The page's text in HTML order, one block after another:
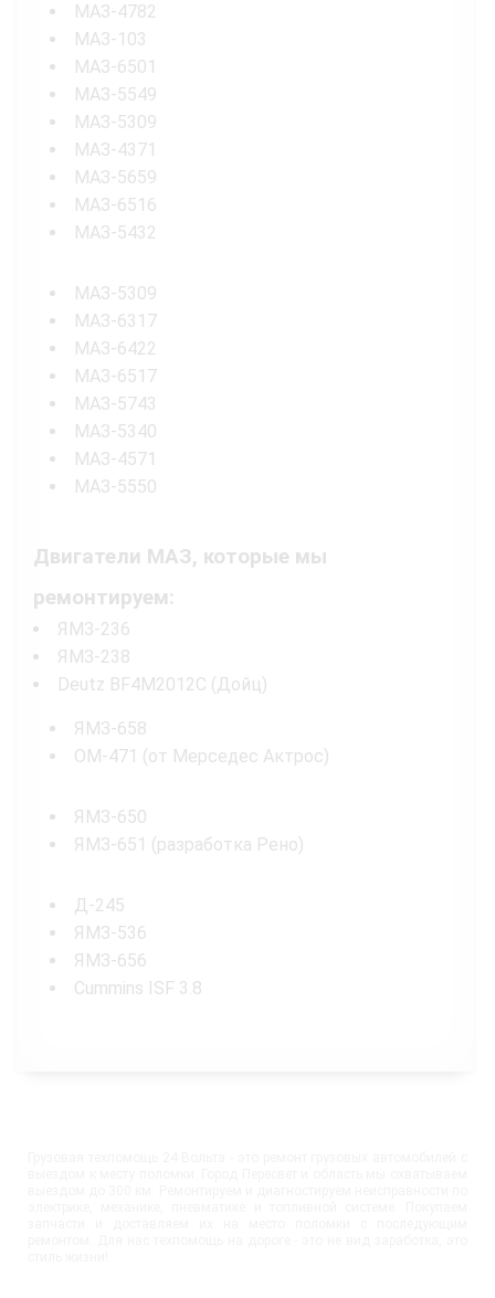
МАЗ-4782
МАЗ-103
МАЗ-6501
МАЗ-5549
МАЗ-5309
МАЗ-4371
МАЗ-5659
МАЗ-6516
МАЗ-5432
МАЗ-5309
МАЗ-6317
МАЗ-6422
МАЗ-6517
МАЗ-5743
МАЗ-5340
МАЗ-4571
МАЗ-5550
Двигатели МАЗ, которые мы
ремонтируем:
ЯМЗ-236
ЯМЗ-238
Deutz BF4M2012C (Дойц)
ЯМЗ-658
OM-471 (от Мерседес Актрос)
ЯМЗ-650
ЯМЗ-651 (разработка Рено)
Д-245
ЯМЗ-536
ЯМЗ-656
Cummins ISF 3.8